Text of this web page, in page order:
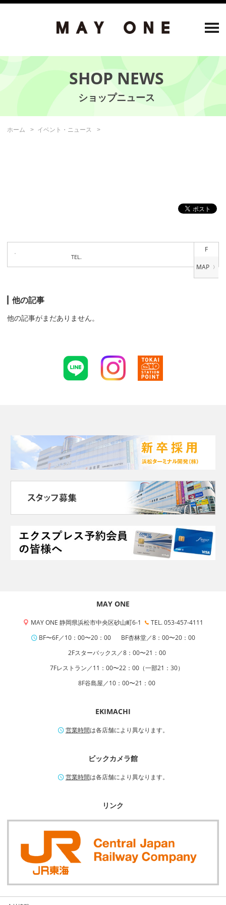
SHOP NEWS
ホーム イベント・ニュース
F
TEL.
他の記事
他の記事がまだありません。
MAY ONE
MAY ONE 静岡県浜松市中央区砂山町6-1
TEL. 053-457-4111
BF〜6F／10：00〜20：00
BF杏林堂／8：00〜20：00
2Fスターバックス／8：00〜21：00
7Fレストラン／11：00〜22：00（一部21：30）
8F谷島屋／10：00〜21：00
EKIMACHI
営業時間は各店舗により異なります。
ビックカメラ館
営業時間は各店舗により異なります。
リンク